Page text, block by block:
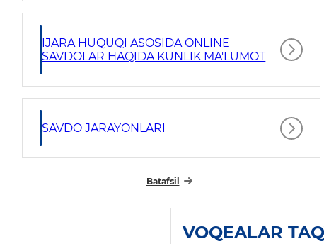
IJARA HUQUQI ASOSIDA ONLINE
SAVDOLAR HAQIDA KUNLIK MA'LUMOT
SAVDO JARAYONLARI
Batafsil
VOQEALAR